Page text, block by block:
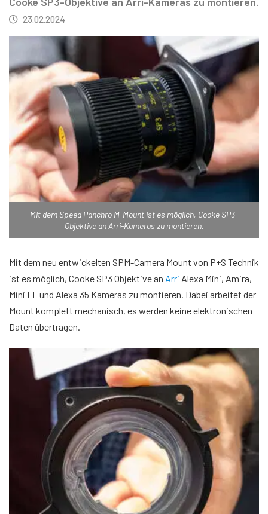
23.02.2024
Mit dem Speed Panchro M-Mount ist es möglich, Cooke SP3-
Objektive an Arri-Kameras zu montieren.
Mit dem neu entwickelten SPM-Camera Mount von P+S Technik
ist es möglich, Cooke SP3 Objektive an Arri Alexa Mini, Amira,
Mini LF und Alexa 35 Kameras zu montieren. Dabei arbeitet der
Mount komplett mechanisch, es werden keine elektronischen
Daten übertragen.